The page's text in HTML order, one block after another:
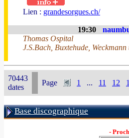
Lien : grandesorgues.ch/
19:30
Thomas Ospital
J.S.Bach, Buxtehude,
70443
dates
Page 1 ... 11 12
Base discographique
-